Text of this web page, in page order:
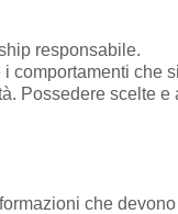
responsabile.
comportamenti che
Possedere scelte
che